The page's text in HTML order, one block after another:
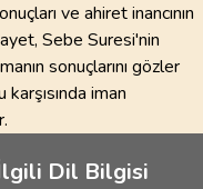
ve ahiret inancının
Sebe Suresi'nin
sonuçlarını gözler
iman
Dil Bilgisi